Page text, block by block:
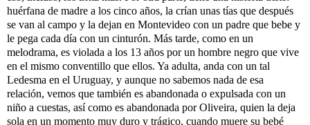
huérfana de madre a los cinco años, la crían unas tías que después
se van al campo y la dejan en Montevideo con un padre que bebe y
le pega cada día con un cinturón. Más tarde, como en un
melodrama, es violada a los 13 años por un hombre negro que vive
en el mismo conventillo que ellos. Ya adulta, anda con un tal
Ledesma en el Uruguay, y aunque no sabemos nada de esa
relación, vemos que también es abandonada o expulsada con un
niño a cuestas, así como es abandonada por Oliveira, quien la deja
sola en un momento muy duro y trágico, cuando muere su bebé